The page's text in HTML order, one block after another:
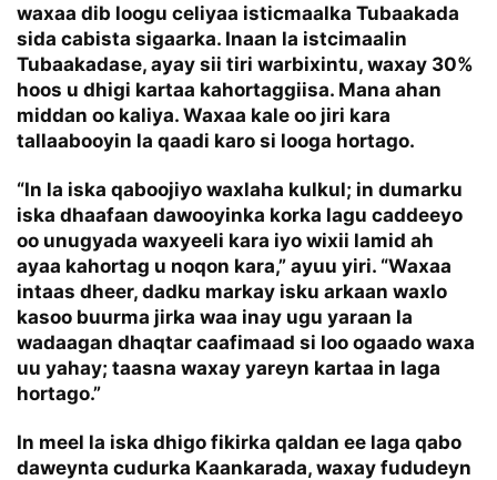
waxaa dib loogu celiyaa isticmaalka Tubaakada
sida cabista sigaarka. Inaan la istcimaalin
Tubaakadase, ayay sii tiri warbixintu, waxay 30%
hoos u dhigi kartaa kahortaggiisa. Mana ahan
middan oo kaliya. Waxaa kale oo jiri kara
tallaabooyin la qaadi karo si looga hortago.
“In la iska qaboojiyo waxlaha kulkul; in dumarku
iska dhaafaan dawooyinka korka lagu caddeeyo
oo unugyada waxyeeli kara iyo wixii lamid ah
ayaa kahortag u noqon kara,” ayuu yiri. “Waxaa
intaas dheer, dadku markay isku arkaan waxlo
kasoo buurma jirka waa inay ugu yaraan la
wadaagan dhaqtar caafimaad si loo ogaado waxa
uu yahay; taasna waxay yareyn kartaa in laga
hortago.”
In meel la iska dhigo fikirka qaldan ee laga qabo
daweynta cudurka Kaankarada, waxay fududeyn